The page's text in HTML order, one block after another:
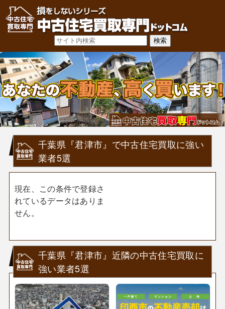
千葉県『君津市』で中古住宅買取に強い
業者5選
現在、この条件で登録さ
れているデータはありま
せん。
千葉県『君津市』近隣の中古住宅買取に
強い業者5選